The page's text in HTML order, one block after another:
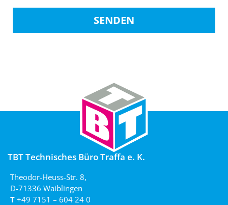
SENDEN
TBT Technisches Büro Traffa e. K.
Theodor-Heuss-Str. 8,
D-71336 Waiblingen
T +49 7151 – 604 24 0